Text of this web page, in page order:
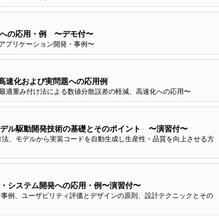
の応用・例 〜デモ付〜
プリケーション開発・事例〜
速化および実問題への応用例
適重み付け法による数値分散誤差の軽減、高速化への応用〜
ル駆動開発技術の基礎とそのポイント 〜演習付〜
、モデルから実装コードを自動生成し生産性・品質を向上させる方
システム開発への応用・例〜演習付〜
例、ユーザビリティ評価とデザインの原則、設計テクニックとその